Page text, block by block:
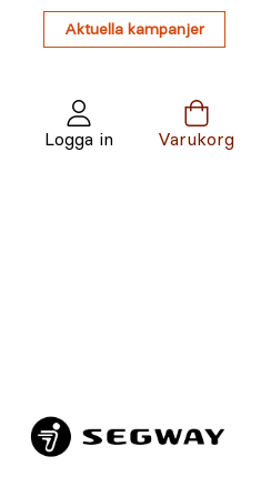
Aktuella kampanjer
Logga in Varukorg